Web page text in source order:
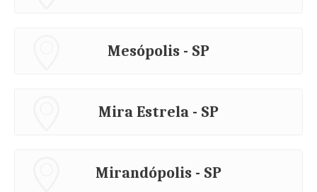
Mesópolis - SP
Mira Estrela - SP
Mirandópolis - SP